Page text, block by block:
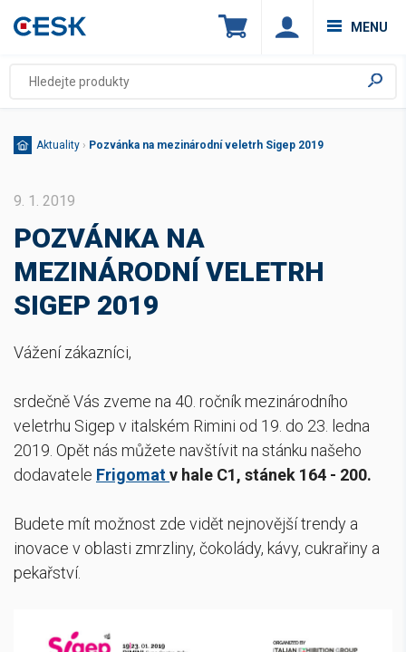
MENU
Aktuality › Pozvánka na mezinárodní veletrh Sigep 2019
9. 1. 2019
POZVÁNKA NA
MEZINÁRODNÍ VELETRH
SIGEP 2019
Vážení zákazníci,
srdečně Vás zveme na 40. ročník mezinárodního
veletrhu Sigep v italském Rimini od 19. do 23. ledna
2019. Opět nás můžete navštívit na stánku našeho
dodavatele Frigomatv hale C1, stánek 164 - 200.
Budete mít možnost zde vidět nejnovější trendy a
inovace v oblasti zmrzliny, čokolády, kávy, cukrařiny a
pekařství.